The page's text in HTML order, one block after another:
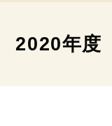
2020年度